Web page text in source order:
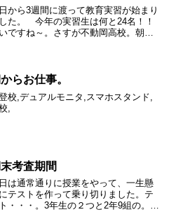
から3週間に渡って教育実習が始まり
た。 今年の実習生は何と24名！！
ですね～。さすが不動岡高校。朝会
政治経済4クラ...
らお仕事。
校,デュアルモニタ,スマホスタンド,
,
考査期間
は通常通りに授業をやって、一生懸
テストを作って乗り切りました。テ
・・・。3年生の２つと2年9組の。本